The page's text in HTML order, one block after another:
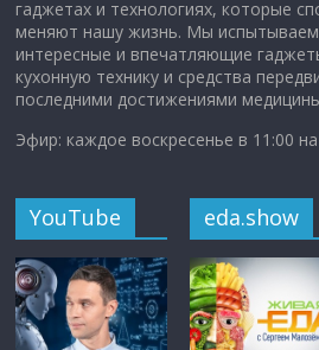
гаджетах и технологиях, которые
меняют нашу жизнь. Мы
интересные и впечатляющие
кухонную технику и средства
последними достижениями
Эфир: каждое воскресенье в 11:00
YouTube eda.show